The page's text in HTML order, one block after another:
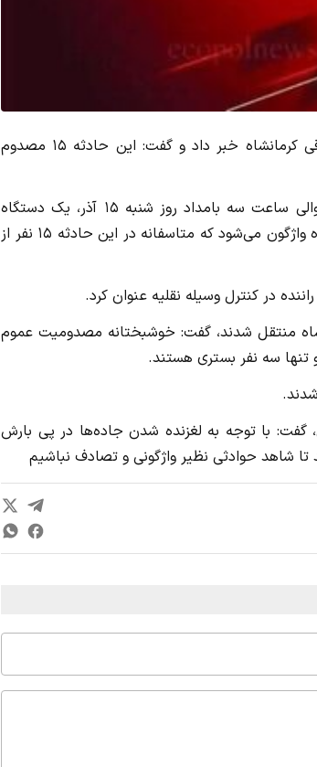
رییس پلیس‌راه استان کرمانشاه از واژگونی یک دستگاه اتوبوس در کمربندی شرقی کرمانشاه خبر داد و گفت: این حادثه ۱۵ مصدوم
به گزارش سایت جنایی، سرهنگ مهدی جعفری ، در این خصوص اظهار کرد: حوالی ساعت سه بامداد روز شنبه ۱۵ آذر، یک دستگاه
اتوبوس که از مهران به سمت تهران در حال حرکت بود، در کمربندی شرقی کرمانشاه واژگون می‌شود که متاسفانه در این حادثه ۱۵ نفر از
در کنترل وسیله نقلیه عنوان کرد.
منتقل شدند، گفت: خوشبختانه مصدومیت عموم
سه نفر بستری هستند.
گفت: با توجه به لغزنده شدن جاده‌ها در پی بارش
تا شاهد حوادثی نظیر واژگونی و تصادف نباشیم